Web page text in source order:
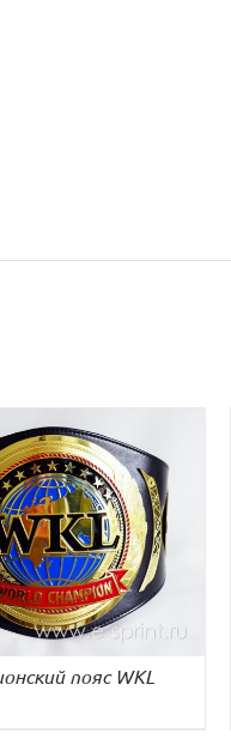
ДЕТАЛИ
пояс WKL